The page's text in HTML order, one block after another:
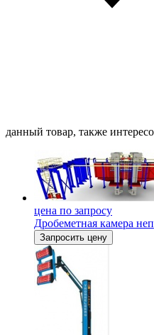
данный товар, также
цена по запросу
Дробеметная камера
Запросить цену